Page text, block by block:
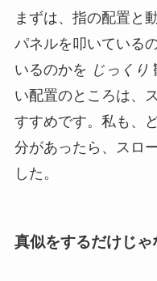
まずは、指の配置と
パネルを叩いている
いるのかを じっくり
い配置のところは、
すすめです。私も、
分があったら、スロ
した。
真似をするだけじゃ